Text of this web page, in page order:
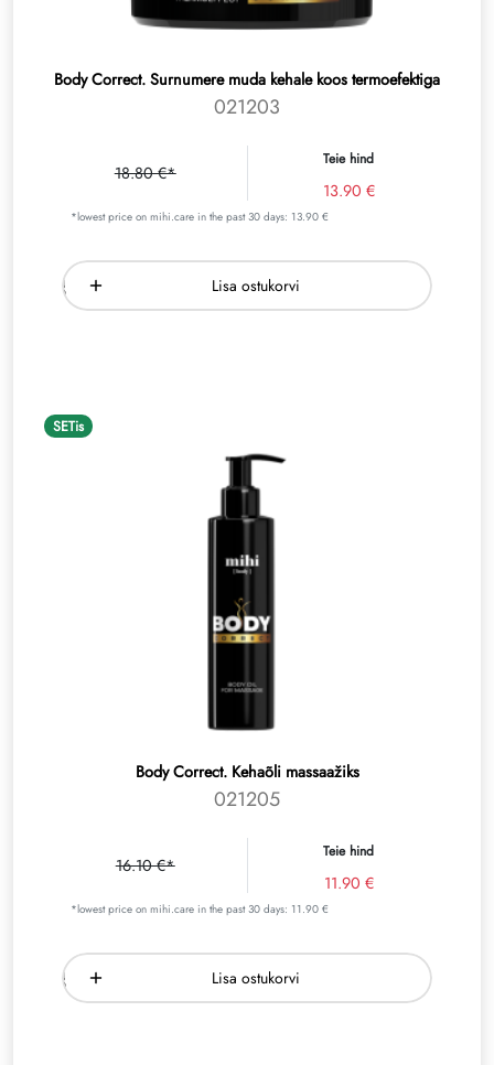
Body Correct. Surnumere muda kehale koos termoefektiga
021203
18.80 €*
Teie hind
13.90 €
*lowest price on mihi.care in the past 30 days: 13.90 €
Lisa ostukorvi
SETis
Body Correct. Kehaõli massaažiks
021205
16.10 €*
Teie hind
11.90 €
*lowest price on mihi.care in the past 30 days: 11.90 €
Lisa ostukorvi